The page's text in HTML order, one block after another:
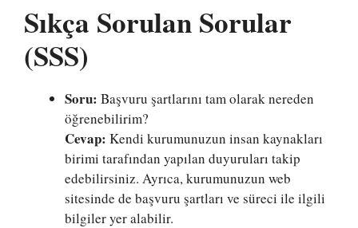
Sıkça Sorulan Sorular
(SSS)
Soru: Başvuru şartlarını tam olarak nereden
öğrenebilirim?
Cevap: Kendi kurumunuzun insan kaynakları
birimi tarafından yapılan duyuruları takip
edebilirsiniz. Ayrıca, kurumunuzun web
sitesinde de başvuru şartları ve süreci ile ilgili
bilgiler yer alabilir.